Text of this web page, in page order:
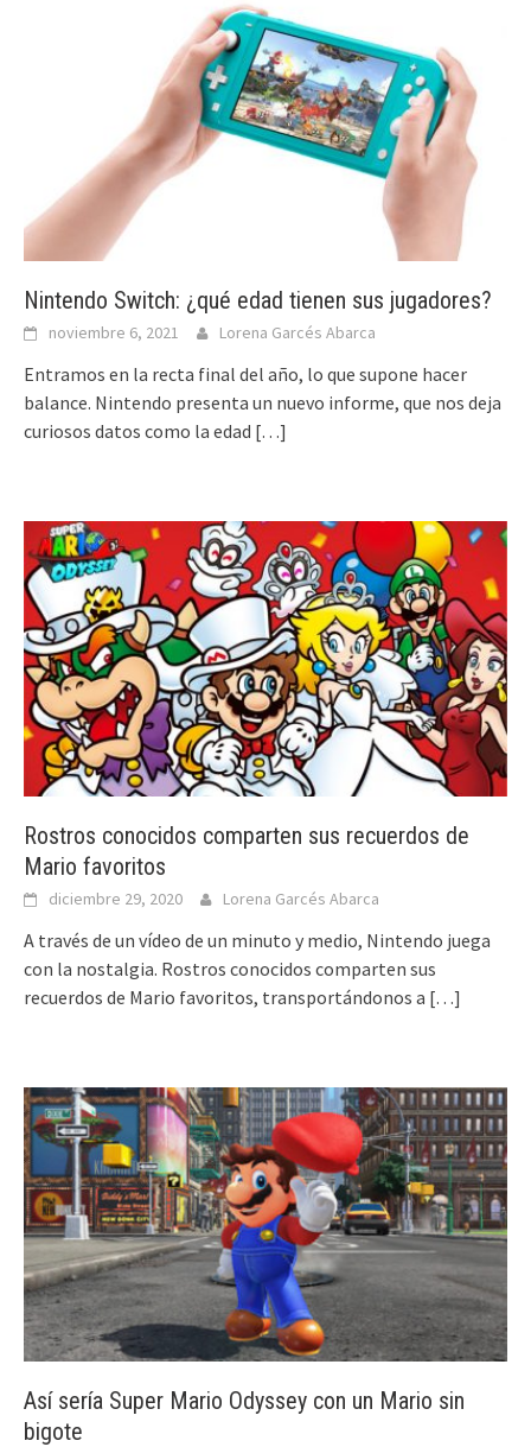
Nintendo Switch: ¿qué edad tienen sus jugadores?
noviembre 6, 2021 Lorena Garcés Abarca
Entramos en la recta final del año, lo que supone hacer
balance. Nintendo presenta un nuevo informe, que nos deja
curiosos datos como la edad […]
Rostros conocidos comparten sus recuerdos de
Mario favoritos
diciembre 29, 2020 Lorena Garcés Abarca
A través de un vídeo de un minuto y medio, Nintendo juega
con la nostalgia. Rostros conocidos comparten sus
recuerdos de Mario favoritos, transportándonos a […]
Así sería Super Mario Odyssey con un Mario sin
bigote